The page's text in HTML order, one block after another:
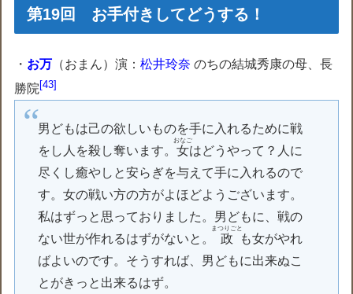
第19回 お手付きしてどうする！
・ お万 （おまん）演：松井玲奈 のちの結城秀康の母、長
勝院 43
男どもは己の欲しいものを手に入れるために戦
をし人を殺し奪います。女
おなご
はどうやって？人に
尽くし癒やしと安らぎを与えて手に入れるので
す。女の戦い方の方がよほどようございます。
私はずっと思っておりました。男どもに、戦の
ない世が作れるはずがないと。
政
まつりごと
も女がやれ
ばよいのです。そうすれば、男どもに出来ぬこ
とがきっと出来るはず。